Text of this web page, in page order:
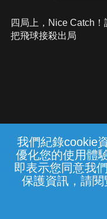
我們紀錄cookie
優化您的使用體
即表示您同意我
保護資訊，請閱
四局上，Nice Catch
把飛球接殺出局
常見問題 線上客
中華電信股
(統一編